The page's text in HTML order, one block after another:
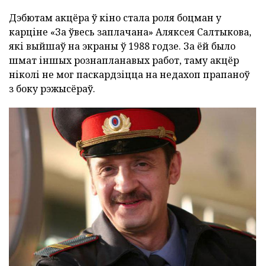
Дэбютам акцёра ў кіно стала роля боцман у
карціне «За ўвесь заплачана» Аляксея Салтыкова,
які выйшаў на экраны ў 1988 годзе. За ёй было
шмат іншых рознапланавых работ, таму акцёр
ніколі не мог паскардзіцца на недахоп прапаноў
з боку рэжысёраў.